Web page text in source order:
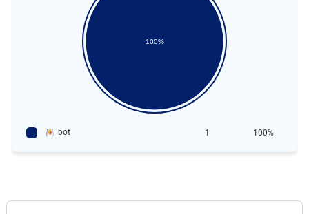
100%
bot 1 100%